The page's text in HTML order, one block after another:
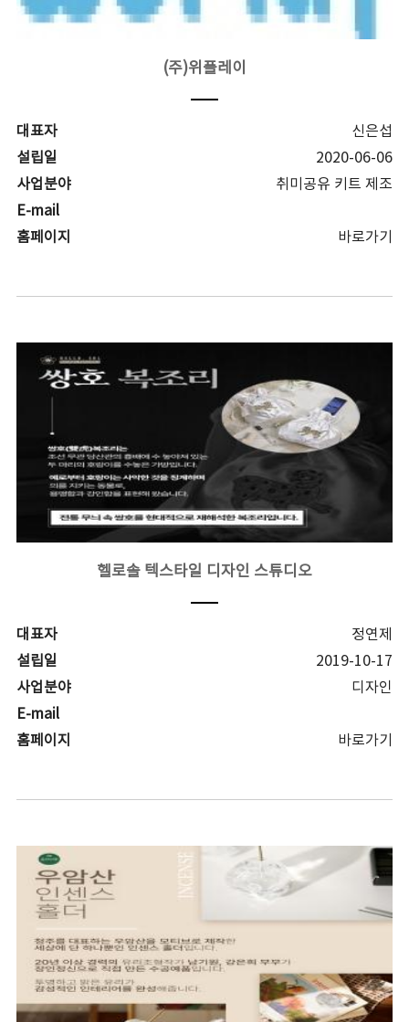
(주)위플레이
대표자
신은섭
설립일
2020-06-06
사업분야
취미공유 키트 제조
E-mail
홈페이지
바로가기
헬로솔 텍스타일 디자인 스튜디오
대표자
정연제
설립일
2019-10-17
사업분야
디자인
E-mail
홈페이지
바로가기